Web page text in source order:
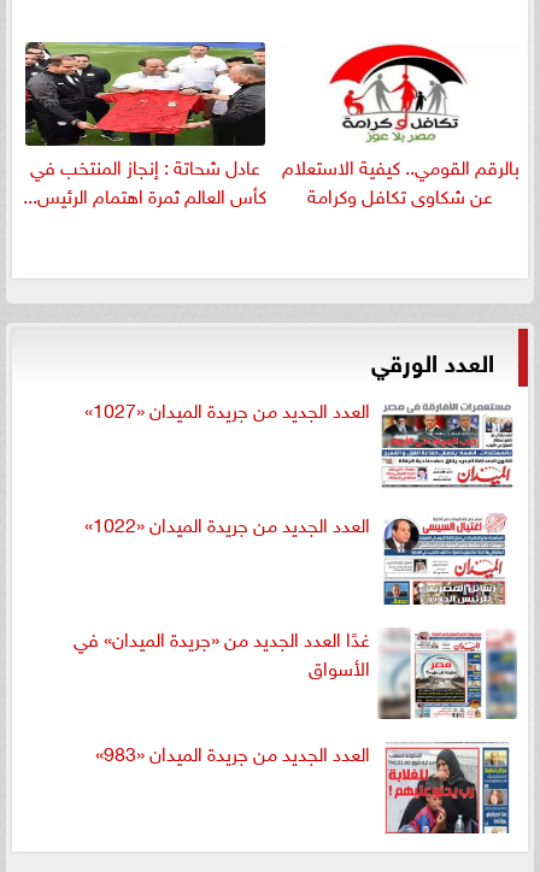
بالرقم القومي.. كيفية الاستعلام
عن شكاوى تكافل وكرامة
عادل شحاتة : إنجاز المنتخب في
كأس العالم ثمرة اهتمام الرئيس...
العدد الورقي
العدد الجديد من جريدة الميدان «1027»
العدد الجديد من جريدة الميدان «1022»
غدًا العدد الجديد من «جريدة الميدان» في
الأسواق
العدد الجديد من جريدة الميدان «983»